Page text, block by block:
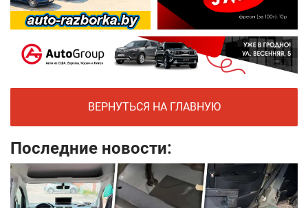
ВЕРНУТЬСЯ НА ГЛАВНУЮ
Последние новости: